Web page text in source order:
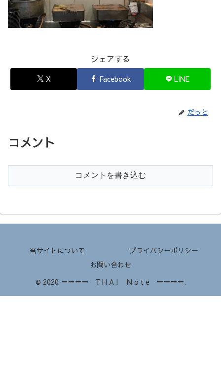
シェアする
X Facebook LINE
だっと
コメント
コメントを書き込む
当サイトについて
プライバシーポリシー
お問い合わせ
© 2020 ＝＝＝＝ T H A I N o t e ＝＝＝＝.